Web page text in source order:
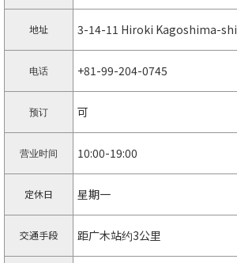
地址 3-14-11 Hiroki Kagoshima-shi
电话 +81-99-204-0745
预订 可
营业时间 10:00-19:00
定休日 星期一
交通手段 距广木站约3公里